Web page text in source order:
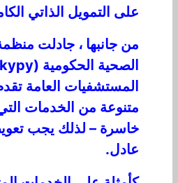
على التمويل الذاتي
من جانبها ، جادلت
المستشفيات العامة
متنوعة من الخدمات
خاسرة – لذلك يجب
عادل.